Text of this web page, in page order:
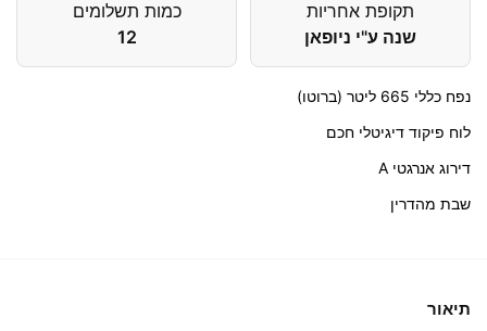
תקופת אחריות
שנה ע"י ניופאן
כמות תשלומים
12
נפח כללי 665 ליטר (ברוטו)
לוח פיקוד דיגיטלי חכם
דירוג אנרגטי A
שבת מהדרין
תיאור